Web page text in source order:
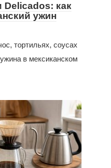
Delicados: как
ужин
тортильях, соусах
в мексиканском